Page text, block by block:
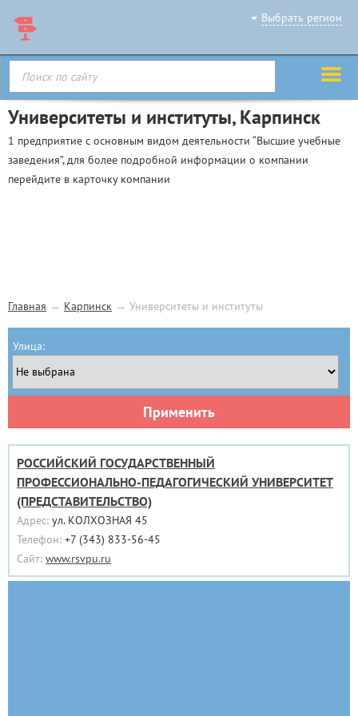
Выбрать регион
Университеты и институты, Карпинск
1 предприятие с основным видом деятельности “Высшие учебные
заведения”, для более подробной информации о компании
перейдите в карточку компании
Главная → Карпинск → Университеты и институты
Улица:
Применить
РОССИЙСКИЙ ГОСУДАРСТВЕННЫЙ
ПРОФЕССИОНАЛЬНО-ПЕДАГОГИЧЕСКИЙ УНИВЕРСИТЕТ
(ПРЕДСТАВИТЕЛЬСТВО)
Адрес: ул. КОЛХОЗНАЯ 45
Телефон: +7 (343) 833-56-45
Сайт: www.rsvpu.ru